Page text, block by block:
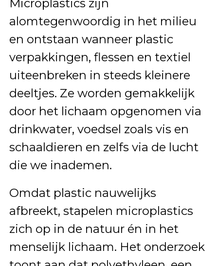
Microplastics zijn
alomtegenwoordig in het milieu
en ontstaan wanneer plastic
verpakkingen, flessen en textiel
uiteenbreken in steeds kleinere
deeltjes. Ze worden gemakkelijk
door het lichaam opgenomen via
drinkwater, voedsel zoals vis en
schaaldieren en zelfs via de lucht
die we inademen.
Omdat plastic nauwelijks
afbreekt, stapelen microplastics
zich op in de natuur én in het
menselijk lichaam. Het onderzoek